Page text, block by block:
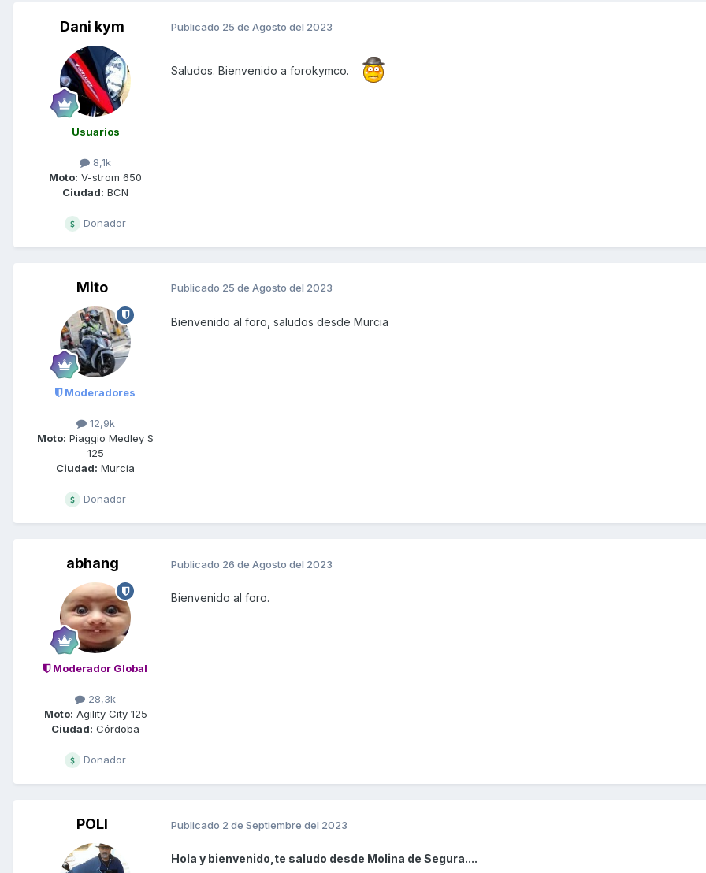
Dani kym
Usuarios
8,1k
Moto: V-strom 650
Ciudad: BCN
Donador
Publicado 25 de Agosto del 2023
Saludos. Bienvenido a forokymco.
Mito
Moderadores
12,9k
Moto: Piaggio Medley S
125
Ciudad: Murcia
Donador
Publicado 25 de Agosto del 2023
Bienvenido al foro, saludos desde Murcia
abhang
Moderador Global
28,3k
Moto: Agility City 125
Ciudad: Córdoba
Donador
Publicado 26 de Agosto del 2023
Bienvenido al foro.
POLI Publicado 2 de Septiembre del 2023
Hola y bienvenido,te saludo desde Molina de Segura....